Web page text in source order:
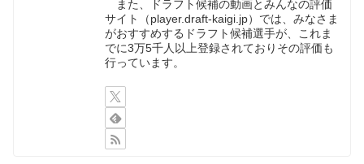
また、ドラフト候補の動画とみんなの評価
サイト（player.draft-kaigi.jp）では、みなさま
がおすすめするドラフト候補選手が、これま
でに3万5千人以上登録されておりその評価も
行っています。